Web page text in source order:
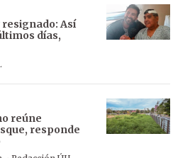
Así
días,
reúne
responde